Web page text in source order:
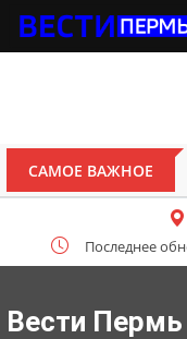
САМОЕ ВАЖНОЕ
В Перми открыт
Последнее
Вести Пермь